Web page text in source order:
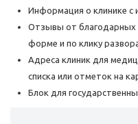
Информация о клинике с
Отзывы от благодарных
форме и по клику
Адреса клиник для
списка или отметок на
Блок для